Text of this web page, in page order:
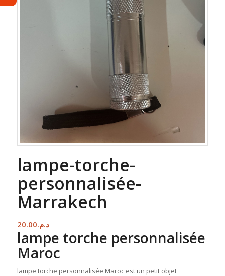
lampe-torche-
personnalisée-
Marrakech
د.م.20.00
lampe torche personnalisée
Maroc
lampe torche personnalisée Maroc est un petit objet